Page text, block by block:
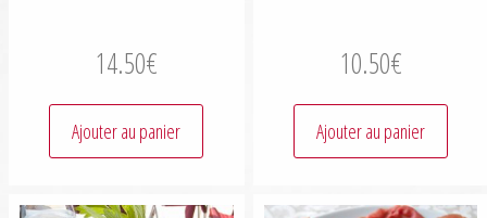
14.50€
Ajouter au panier
10.50€
Ajouter au panier